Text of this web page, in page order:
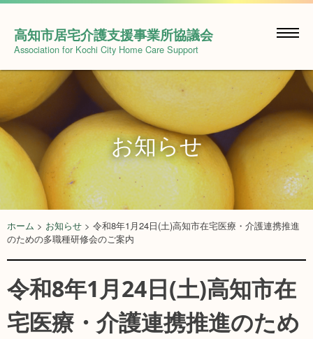
Skip
content
高知市居宅介護支援事業所協議会
Association for Kochi City Home Care Support
お知らせ
ホーム > お知らせ > 令和8年1月24日(土)高知市在宅医療・介護連携推進
のための多職種研修会のご案内
令和8年1月24日(土)高知市在
宅医療・介護連携推進のため